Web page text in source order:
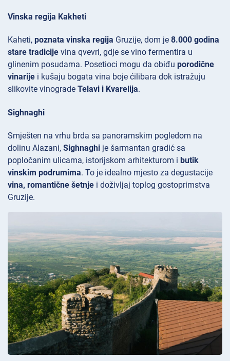
Vinska regija Kakheti
Kaheti, poznata vinska regija Gruzije, dom je 8.000 godina
stare tradicije vina qvevri, gdje se vino fermentira u
glinenim posudama. Posetioci mogu da obiđu porodične
vinarije i kušaju bogata vina boje ćilibara dok istražuju
slikovite vinograde Telavi i Kvarelija.
Sighnaghi
Smješten na vrhu brda sa panoramskim pogledom na
dolinu Alazani, Sighnaghi je šarmantan gradić sa
popločanim ulicama, istorijskom arhitekturom i butik
vinskim podrumima. To je idealno mjesto za degustacije
vina, romantične šetnje i doživljaj toplog gostoprimstva
Gruzije.